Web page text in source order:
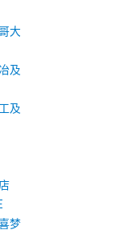
大
及
及
梦